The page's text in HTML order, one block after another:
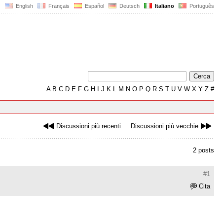
English Français Español Deutsch Italiano Português
AB C D E F G H J K L M N O P Q R S T U V W X Y Z #
Discussioni più recenti Discussioni più vecchie
2 posts
#1
Cita